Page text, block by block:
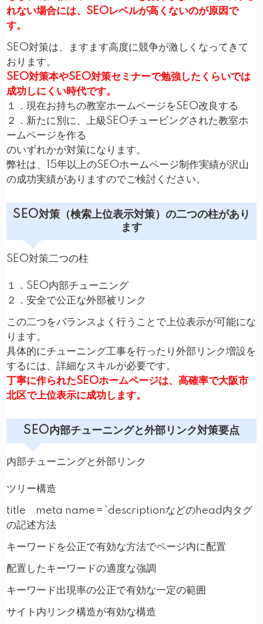
れない場合には、SEOレベルが高くないのが原因で
す。
SEO対策は、ますます高度に競争が激しくなってきて
おります。
SEO対策本やSEO対策セミナーで勉強したくらいでは
成功しにくい時代です。
１．現在お持ちの教室ホームページをSEO改良する
２．新たに別に、上級SEOチュービングされた教室ホ
ームページを作る
のいずれかが対策になります。
弊社は、15年以上のSEOホームページ制作実績が沢山
の成功実績がありますのでご検討ください。
SEO対策（検索上位表示対策）の二つの柱があり
ます
SEO対策二つの柱
１．SEO内部チューニング
２．安全で公正な外部被リンク
この二つをバランスよく行うことで上位表示が可能にな
ります。
具体的にチューニング工事を行ったり外部リンク増設を
するには、詳細なスキルが必要です。
丁寧に作られたSEOホームページは、高確率で大阪市
北区で上位表示に成功します。
SEO内部チューニングと外部リンク対策要点
内部チューニングと外部リンク
ツリー構造
title meta name=”descriptionなどのhead内タグ
の記述方法
キーワードを公正で有効な方法でページ内に配置
配置したキーワードの適度な強調
キーワード出現率の公正で有効な一定の範囲
サイト内リンク構造が有効な構造